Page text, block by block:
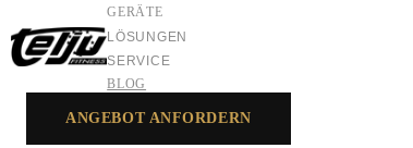
GERÄTE
LÖSUNGEN
SERVICE
BLOG
ANGEBOT ANFORDERN